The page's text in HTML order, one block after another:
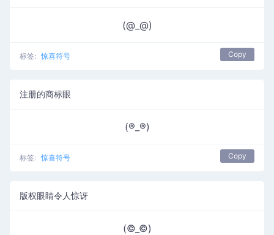
(@_@)
标签: 惊喜符号 Copy
注册的商标眼
(®️_®️)
标签: 惊喜符号 Copy
版权眼睛令人惊讶
(©_©)